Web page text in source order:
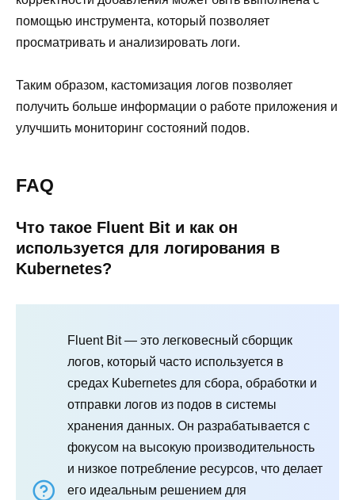
помощью инструмента, который позволяет
просматривать и анализировать логи.
Таким образом, кастомизация логов позволяет
получить больше информации о работе приложения и
улучшить мониторинг состояний подов.
FAQ
Что такое Fluent Bit и как он
используется для логирования в
Kubernetes?
Fluent Bit — это легковесный сборщик
логов, который часто используется в
средах Kubernetes для сбора, обработки и
отправки логов из подов в системы
хранения данных. Он разрабатывается с
фокусом на высокую производительность
и низкое потребление ресурсов, что делает
его идеальным решением для